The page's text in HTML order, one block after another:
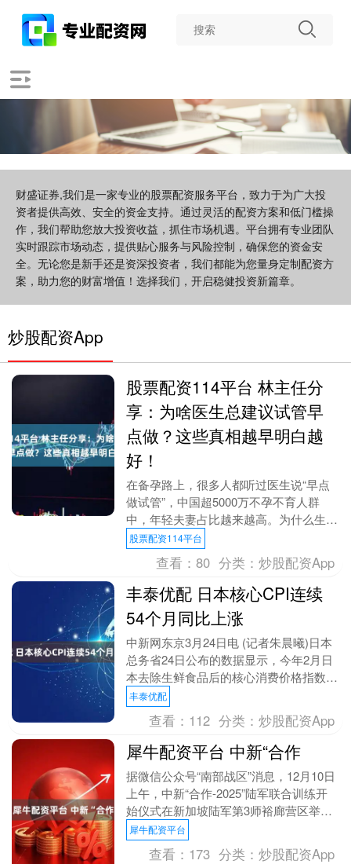
财盛证券,我们是一家专业的股票配资服务平台，致力于为广大投
资者提供高效、安全的资金支持。通过灵活的配资方案和低门槛操
作，我们帮助您放大投资收益，抓住市场机遇。平台拥有专业团队
实时跟踪市场动态，提供贴心服务与风险控制，确保您的资金安
全。无论您是新手还是资深投资者，我们都能为您量身定制配资方
案，助力您的财富增值！选择我们，开启稳健投资新篇章。
炒股配资App
股票配资114平台 林主任分
享：为啥医生总建议试管早
点做？这些真相越早明白越
好！
在备孕路上，很多人都听过医生说“早点
做试管”，中国超5000万不孕不育人群
中，年轻夫妻占比越来越高。为什么生育
问题不能等？这几个关键真相，早了解早
行动！ 拖延只....
股票配资114平台
查看：80 分类：炒股配资App
丰泰优配 日本核心CPI连续
54个月同比上涨
中新网东京3月24日电 (记者朱晨曦)日本
总务省24日公布的数据显示，今年2月日
本去除生鲜食品后的核心消费价格指数
(CPI)同比上升1.6%至111.4，连续5....
丰泰优配
查看： 112 分类：炒股配资App
犀牛配资平台 中新“合作
据微信公众号“南部战区”消息，12月10日
上午，中新“合作-2025”陆军联合训练开
始仪式在新加坡陆军第3师裕廊营区举
行。 仪式现场，联训队员整齐列队，接
受双方....
犀牛配资平台
查看： 173 分类：炒股配资App